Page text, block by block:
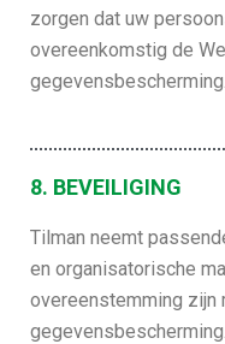
zorgen dat uw
overeenkomstig de
gegevensbescherming.
8. BEVEILIGING
Tilman neemt
en organisatorische
overeenstemming zijn